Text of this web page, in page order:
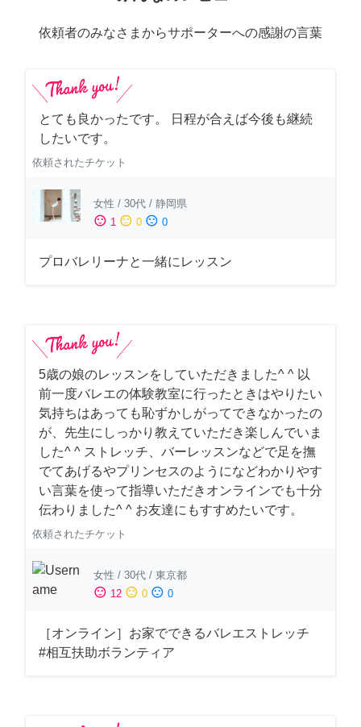
依頼者のみなさまからサポーターへの感謝の言葉
とても良かったです。 日程が合えば今後も継続
したいです。
依頼されたチケット
女性 / 30代 / 静岡県
sentiment_satisfied 1 sentiment_neutral 0 sentiment_dissatisfied 0
プロバレリーナと一緒にレッスン
5歳の娘のレッスンをしていただきました^ ^ 以
前一度バレエの体験教室に行ったときはやりたい
気持ちはあっても恥ずかしがってできなかったの
が、先生にしっかり教えていただき楽しんでいま
した^ ^ ストレッチ、バーレッスンなどで足を撫
でてあげるやプリンセスのようになどわかりやす
い言葉を使って指導いただきオンラインでも十分
伝わりました^ ^ お友達にもすすめたいです。
依頼されたチケット
女性 / 30代 / 東京都
sentiment_satisfied 12 sentiment_neutral 0 sentiment_dissatisfied 0
［オンライン］お家でできるバレエストレッチ
#相互扶助ボランティア